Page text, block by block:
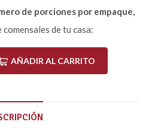
de porciones por empaque,
de tu casa:
AÑADIR AL CARRITO